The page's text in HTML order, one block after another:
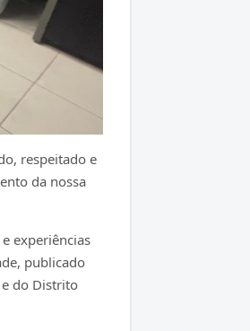
respeitado e
da nossa
experiências
publicado
e do Distrito